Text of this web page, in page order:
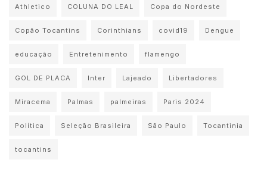
Athletico COLUNA DO LEAL Copa do Nordeste
Copão Tocantins Corinthians covid19 Dengue
educação Entretenimento flamengo
GOL DE PLACA Inter Lajeado Libertadores
Miracema Palmas palmeiras Paris 2024
Política Seleção Brasileira São Paulo Tocantinia
tocantins